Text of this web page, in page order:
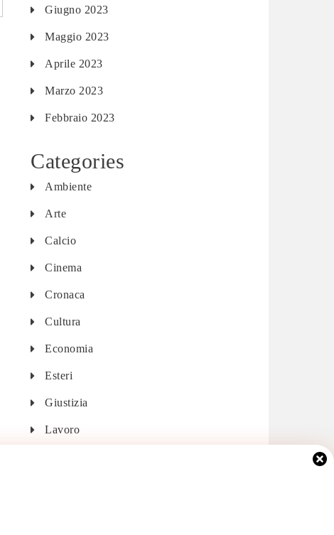
Giugno 2023
Maggio 2023
Aprile 2023
Marzo 2023
Febbraio 2023
Categories
Ambiente
Arte
Calcio
Cinema
Cronaca
Cultura
Economia
Esteri
Giustizia
Lavoro